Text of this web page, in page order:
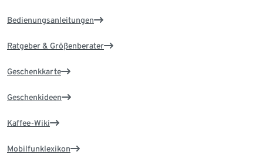
Bedienungsanleitungen
Ratgeber & Größenberater
Geschenkkarte
Geschenkideen
Kaffee-Wiki
Mobilfunklexikon